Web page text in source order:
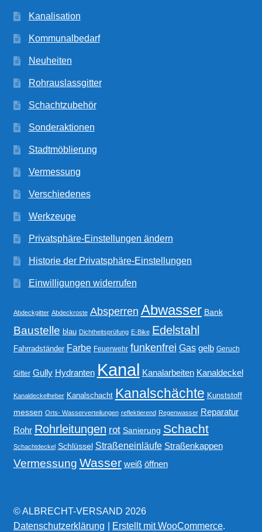
Kanalisation
Kommunalbedarf
Neuheiten
Rohrauslassgitter
Schachtzubehör
Sonderaktionen
Stadtmöblierung
Vermessung
Verschiedenes
Werkzeuge
Privatsphäre-Einstellungen ändern
Historie der Privatsphäre-Einstellungen
Einwilligungen widerrufen
Abdeckgitter Abdeckroste Absperren Abwasser Bank
Baustelle blau Dichtheitsprüfung E-Bike Edelstahl
Fahrradständer Farbe Feuerwehr funkenfrei Gas gelb Geruch
Gitter Gully Hydranten Kanal Kanalarbeiten Kanaldeckel
Kanaldeckelheber Kanalschacht Kanalschächte Kunststoff
messen Orts- Wasserverteilungen reflektierend Regenwasser Reparatur
Rohr Rohrleitungen rot Sanierung Schacht
Schachtdeckel Schlüssel Straßeneinläufe Straßenkappen
Vermessung Wasser weiß öffnen
© ALBRECHT-VERSAND 2026
Datenschutzerklärung
Erstellt mit WooCommerce.